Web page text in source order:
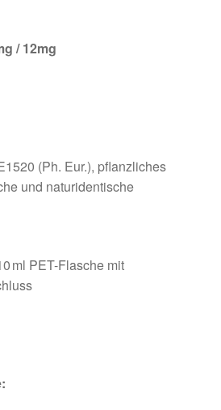
/ 12mg
(Ph. Eur.), pflanzliches
und naturidentische
ml PET-Flasche mit